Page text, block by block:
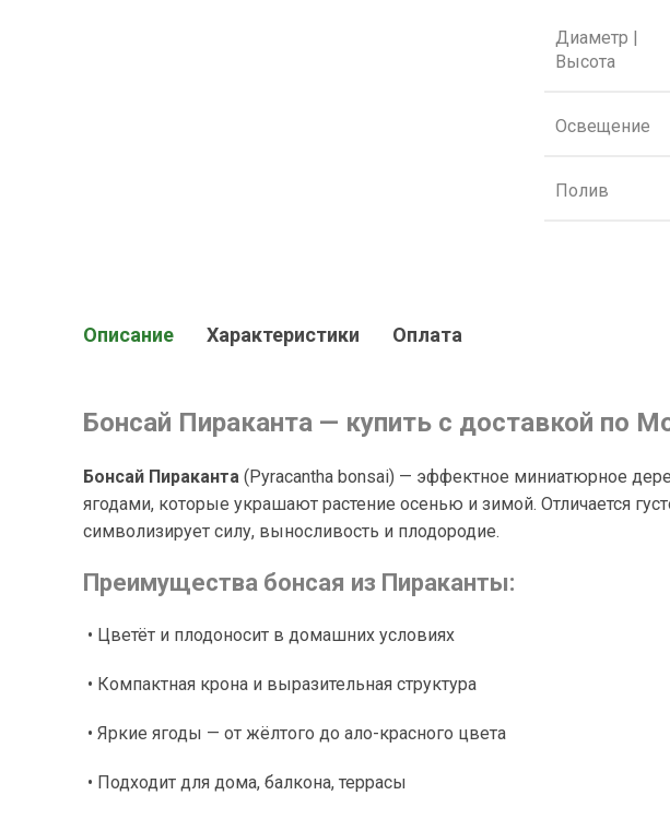
Диаметр |
Высота
Освещение
Полив
Описание Характеристики Оплата
Бонсай Пираканта — купить с доставкой по
Бонсай Пираканта (Pyracantha bonsai) — эффектное миниатюрное
ягодами, которые украшают растение осенью и зимой. Отличается
символизирует силу, выносливость и плодородие.
Преимущества бонсая из Пираканты:
• Цветёт и плодоносит в домашних условиях
• Компактная крона и выразительная структура
• Яркие ягоды — от жёлтого до ало-красного цвета
• Подходит для дома, балкона, террасы